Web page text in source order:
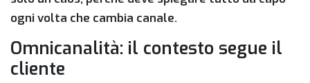
ogni volta che cambia canale.
Omnicanalità: il contesto segue il
cliente